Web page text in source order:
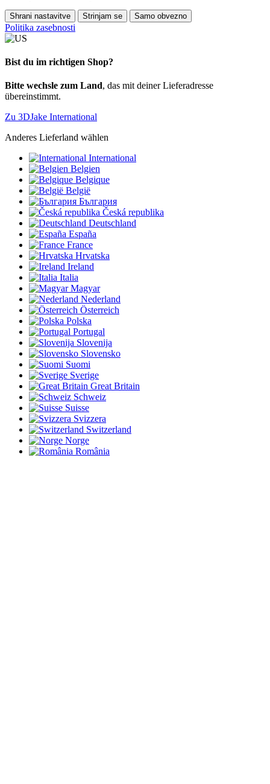
Shrani nastavitve Strinjam se Samo obvezno
Politika zasebnosti
Bist du im richtigen Shop?
Bitte wechsle zum Land, das mit deiner Lieferadresse
übereinstimmt.
Zu 3DJake International
Anderes Lieferland wählen
International
Belgien
Belgique
België
България
Česká republika
Deutschland
España
France
Hrvatska
Ireland
Italia
Magyar
Nederland
Österreich
Polska
Portugal
Slovenija
Slovensko
Suomi
Sverige
Great Britain
Schweiz
Suisse
Svizzera
Switzerland
Norge
România